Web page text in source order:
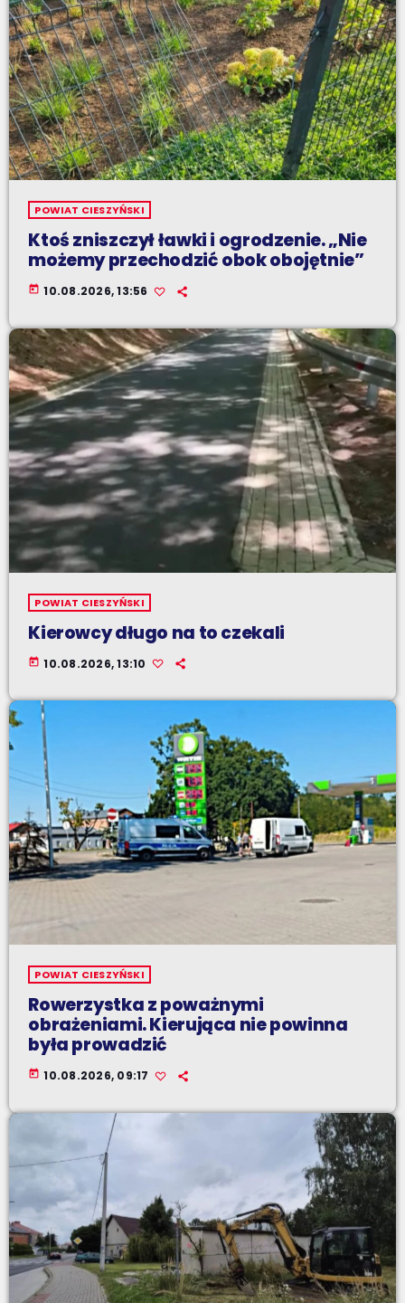
POWIAT CIESZYŃSKI
Ktoś zniszczył ławki i ogrodzenie. „Nie
możemy przechodzić obok obojętnie”
today 10.08.2026, 13:56
POWIAT CIESZYŃSKI
Kierowcy długo na to czekali
today 10.08.2026, 13:10
POWIAT CIESZYŃSKI
Rowerzystka z poważnymi
obrażeniami. Kierująca nie powinna
była prowadzić
today 10.08.2026, 09:17